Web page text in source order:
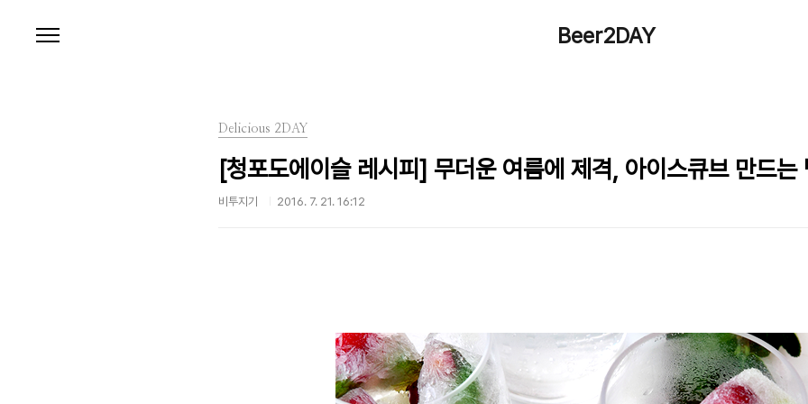
Beer2DAY
Delicious 2DAY
[청포도에이슬 레시피] 무더운 여름에 제격, 아이스큐브 만드는
비투지기 2016. 7. 21. 16:12